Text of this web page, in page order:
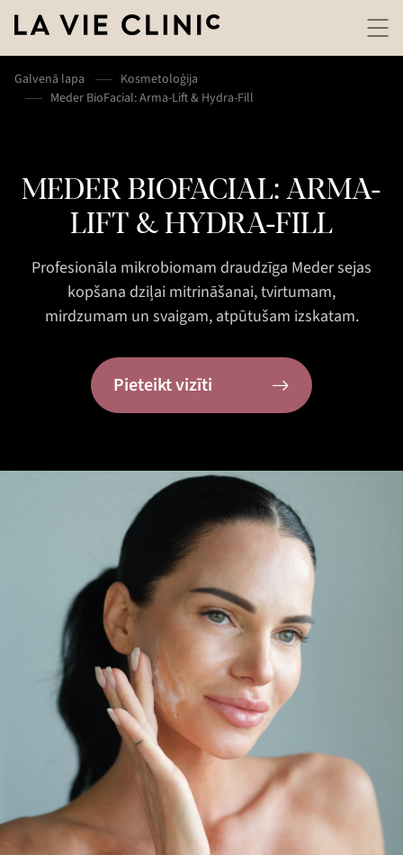
Galvenā lapa
Kosmetoloģija
Meder BioFacial: Arma-Lift & Hydra-Fill
MEDER BIOFACIAL: ARMA-
LIFT & HYDRA-FILL
Profesionāla mikrobiomam draudzīga Meder sejas
kopšana dziļai mitrināšanai, tvirtumam,
mirdzumam un svaigam, atpūtušam izskatam.
Pieteikt vizīti